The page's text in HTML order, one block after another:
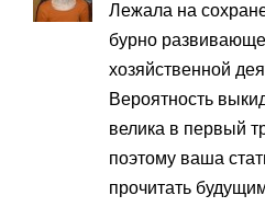
Лежала на
бурно
хозяйственной
Вероятность
велика в первый
поэтому ваша
прочитать